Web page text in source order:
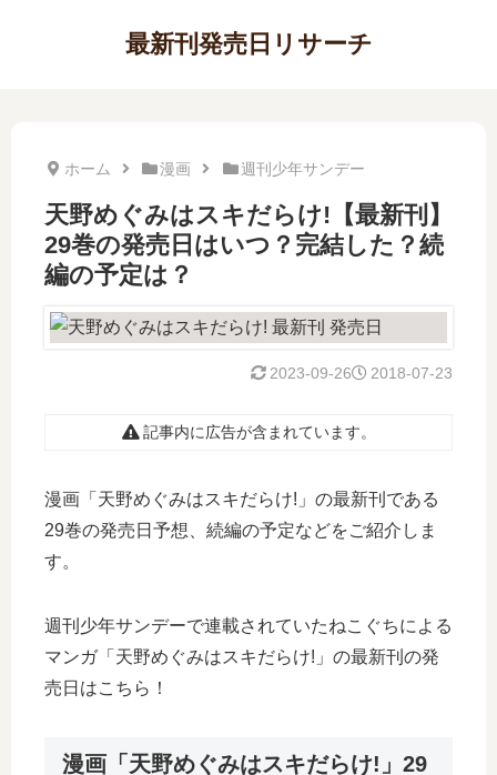
最新刊発売日リサーチ
ホーム 漫画 週刊少年サンデー
天野めぐみはスキだらけ!【最新刊】
29巻の発売日はいつ？完結した？続
編の予定は？
2018-07-23
2023-09-26
記事内に広告が含まれています。
漫画「天野めぐみはスキだらけ!」の最新刊である
29巻の発売日予想、続編の予定などをご紹介しま
す。
週刊少年サンデーで連載されていたねこぐちによる
マンガ「天野めぐみはスキだらけ!」の最新刊の発
売日はこちら！
漫画「天野めぐみはスキだらけ!」29